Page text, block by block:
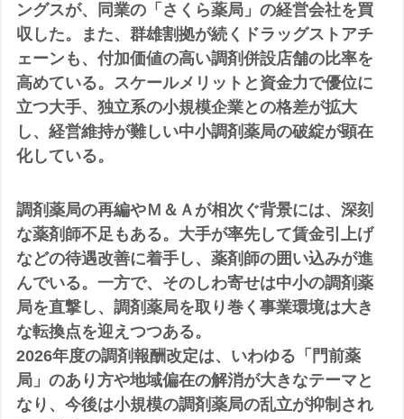
ングスが、同業の「さくら薬局」の経営会社を買
収した。また、群雄割拠が続くドラッグストアチ
ェーンも、付加価値の高い調剤併設店舗の比率を
高めている。スケールメリットと資金力で優位に
立つ大手、独立系の小規模企業との格差が拡大
し、経営維持が難しい中小調剤薬局の破綻が顕在
化している。
調剤薬局の再編やＭ＆Ａが相次ぐ背景には、深刻
な薬剤師不足もある。大手が率先して賃金引上げ
などの待遇改善に着手し、薬剤師の囲い込みが進
んでいる。一方で、そのしわ寄せは中小の調剤薬
局を直撃し、調剤薬局を取り巻く事業環境は大き
な転換点を迎えつつある。
2026年度の調剤報酬改定は、いわゆる「門前薬
局」のあり方や地域偏在の解消が大きなテーマと
なり、今後は小規模の調剤薬局の乱立が抑制され